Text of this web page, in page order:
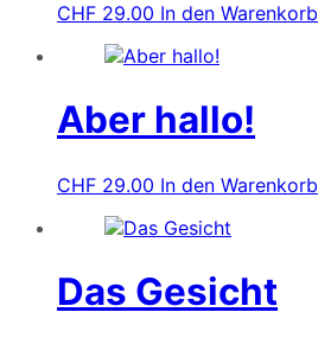
CHF 29.00 In den Warenkorb
Aber hallo!
CHF 29.00 In den Warenkorb
Das Gesicht